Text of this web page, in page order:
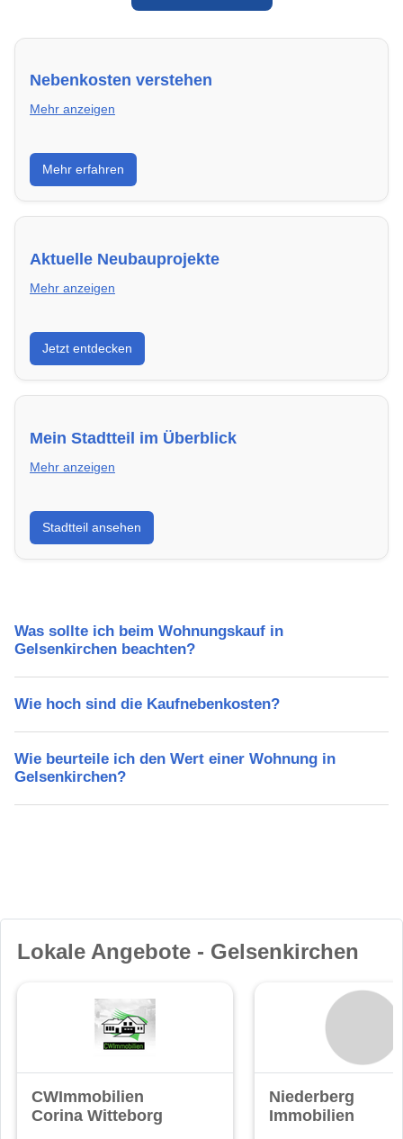
Nebenkosten verstehen
Mehr anzeigen
Erfahre, welche Nebenkosten rechtmäßig sind und
wie du deine monatliche Belastung optimieren
kannst.
Mehr erfahren
Aktuelle Neubauprojekte
Mehr anzeigen
Entdecke Neubauprojekte in Gelsenkirchen –
modern, energieeffizient und sofort bezugsfertig.
Jetzt entdecken
Mein Stadtteil im Überblick
Mehr anzeigen
Erfahre mehr über deinen Stadtteil in Gelsenkirchen:
Lebensqualität, Verkehrsanbindung, Schulen,
Freizeitmöglichkeiten und Mietpreise.
Stadtteil ansehen
Was sollte ich beim Wohnungskauf in
Gelsenkirchen beachten?
Wie hoch sind die Kaufnebenkosten?
Wie beurteile ich den Wert einer Wohnung in
Gelsenkirchen?
Lokale Angebote - Gelsenkirchen
CWImmobilien
Corina Witteborg
Niederberg
Immobilien